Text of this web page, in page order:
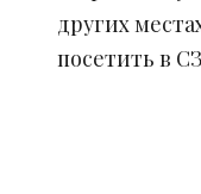
других
посетить в